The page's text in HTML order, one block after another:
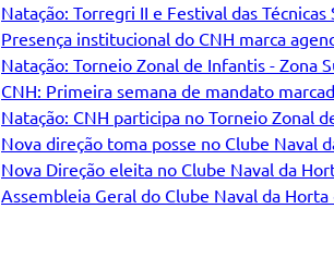
Natação: Torregri II e Festival das Técnicas
Presença institucional do CNH marca
Natação: Torneio Zonal de Infantis - Zona
CNH: Primeira semana de mandato
Natação: CNH participa no Torneio Zonal
Nova direção toma posse no Clube Naval
Nova Direção eleita no Clube Naval da
Assembleia Geral do Clube Naval da